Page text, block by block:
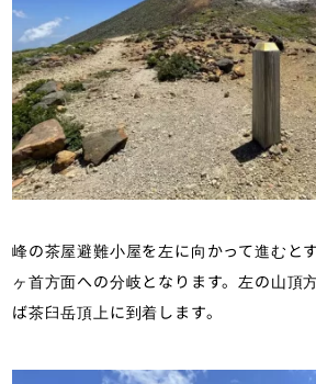
峰の茶屋避難小屋を左に向かって進むと
ヶ首方面への分岐となります。左の山頂
ば茶臼岳頂上に到着します。